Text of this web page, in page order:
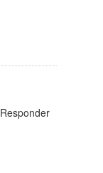
Responder